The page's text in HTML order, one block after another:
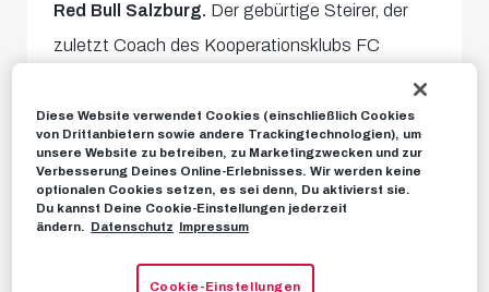
Red Bull Salzburg. Der gebürtige Steirer, der
zuletzt Coach des Kooperationsklubs FC
Liefering war, unterschreibt bei den Roten Bullen
einenVertrag bis zum 30. Juni 2028.
Trainer auf dem Salzburger Weg
Daniel Beichler ist in Salzburg sowie im
österreichischen Fußball eine absolut bekannte
Diese Website verwendet Cookies (einschließlich Cookies
von Drittanbietern sowie andere Trackingtechnologien), um
unsere Website zu betreiben, zu Marketingzwecken und zur
Verbesserung Deines Online-Erlebnisses. Wir werden keine
optionalen Cookies setzen, es sei denn, Du aktivierst sie.
Du kannst Deine Cookie-Einstellungen jederzeit
ändern.
Datenschutz Impressum
Cookie-Einstellungen